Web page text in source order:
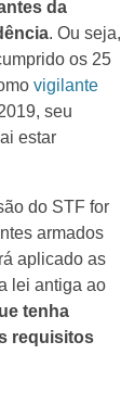
da
. Ou seja,
os 25
vigilante
seu
estar
do STF for
armados
aplicado as
lei antiga ao
tenha
requisitos